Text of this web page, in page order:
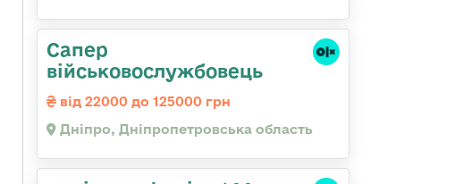
Сапер
військовослужбовець
від 22000 до 125000 грн
Дніпро, Дніпропетровська область